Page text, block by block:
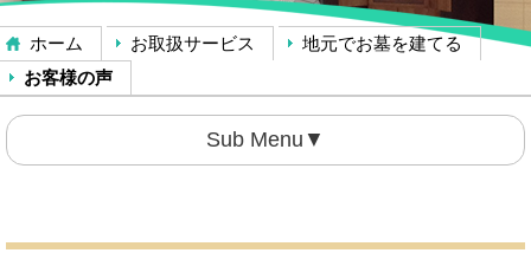
ホーム お取扱サービス
地元でお墓を建てる
お客様の声
Sub Menu▼